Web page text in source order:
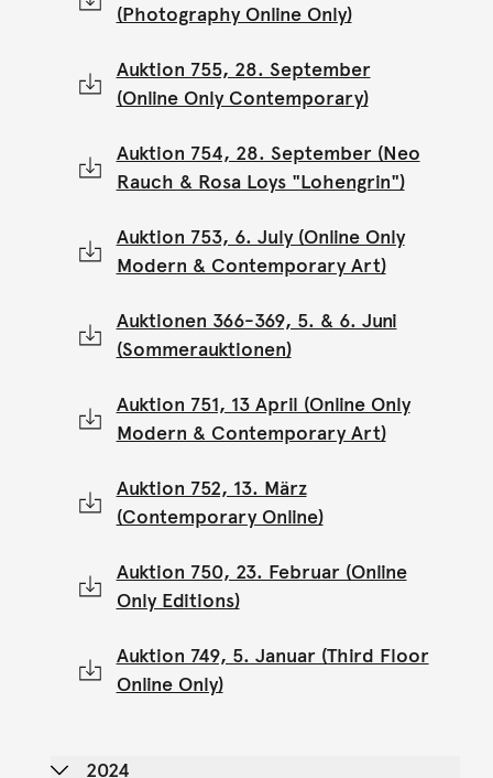
(Photography Online Only)
Auktion 755, 28. September
(Online Only Contemporary)
Auktion 754, 28. September (Neo
Rauch & Rosa Loys "Lohengrin")
Auktion 753, 6. July (Online Only
Modern & Contemporary Art)
Auktionen 366-369, 5. & 6. Juni
(Sommerauktionen)
Auktion 751, 13 April (Online Only
Modern & Contemporary Art)
Auktion 752, 13. März
(Contemporary Online)
Auktion 750, 23. Februar (Online
Only Editions)
Auktion 749, 5. Januar (Third Floor
Online Only)
2024